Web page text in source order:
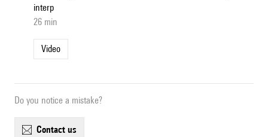
interp
26 min
Video
Do you notice a mistake?
contact us